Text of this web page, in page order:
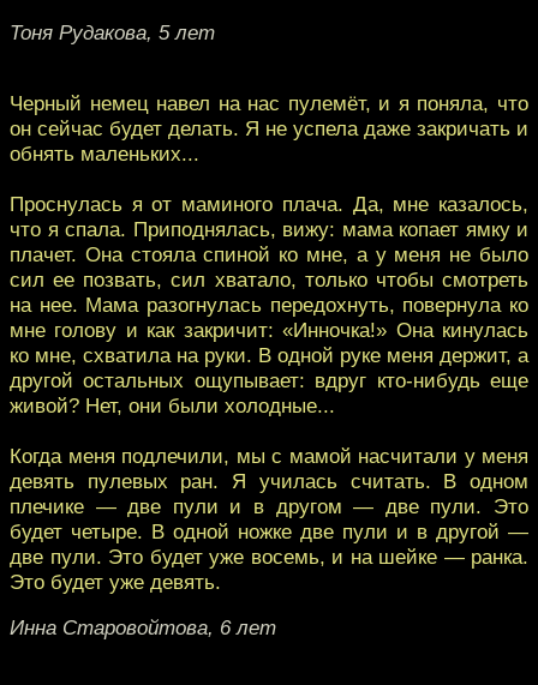
Тоня Рудакова, 5 лет
Черный немец навел на нас пулемёт, и я поняла, что
он сейчас будет делать. Я не успела даже закричать и
обнять маленьких...
Проснулась я от маминого плача. Да, мне казалось,
что я спала. Приподнялась, вижу: мама копает ямку и
плачет. Она стояла спиной ко мне, а у меня не было
сил ее позвать, сил хватало, только чтобы смотреть
на нее. Мама разогнулась передохнуть, повернула ко
мне голову и как закричит: «Инночка!» Она кинулась
ко мне, схватила на руки. В одной руке меня держит, а
другой остальных ощупывает: вдруг кто-нибудь еще
живой? Нет, они были холодные...
Когда меня подлечили, мы с мамой насчитали у меня
девять пулевых ран. Я училась считать. В одном
плечике — две пули и в другом — две пули. Это
будет четыре. В одной ножке две пули и в другой —
две пули. Это будет уже восемь, и на шейке — ранка.
Это будет уже девять.
Инна Старовойтова, 6 лет